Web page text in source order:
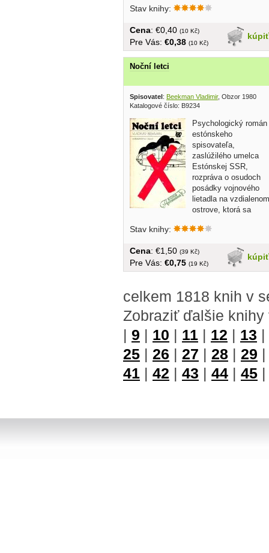
Stav knihy:
kúpiť
Cena: €0,40 (10 Kč)
Pre Vás: €0,38 (10 Kč)
Noční letci
Spisovatel : Beekman Vladimir, Obzor 1980
Katalogové číslo: B9234
Psychologický román
estónskeho
spisovateľa,
zaslúžilého umelca
Estónskej SSR,
rozpráva o osudoch
posádky vojnového
lietadla na vzdialenom
ostrove, ktorá sa
Stav knihy:
kúpiť
Cena: €1,50 (39 Kč)
Pre Vás: €0,75 (19 Kč)
celkem 1818 knih v
Zobraziť ďalšie
| 9 | 10 | 11 | 12 | 13 |
25 | 26 | 27 | 28 | 29
41 | 42 | 43 | 44 | 45